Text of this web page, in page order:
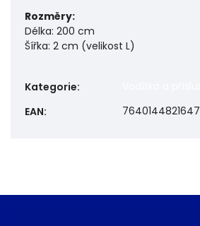
Rozměry:
Délka: 200 cm
Šířka: 2 cm (velikost L)
Kategorie:
EAN: 7640144821647